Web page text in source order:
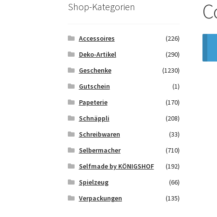
Shop-Kategorien
Accessoires
(226)
Deko-Artikel
(290)
Geschenke
(1230)
Gutschein
(1)
Papeterie
(170)
Schnäppli
(208)
Schreibwaren
(33)
Selbermacher
(710)
Selfmade by KÖNIGSHOF
(192)
Spielzeug
(66)
Verpackungen
(135)